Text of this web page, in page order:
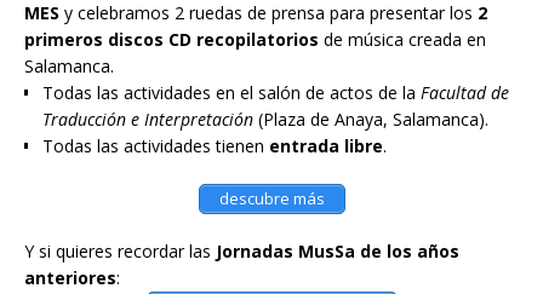
MES y celebramos 2 ruedas de prensa para presentar los 2
primeros discos CD recopilatorios de música creada en
Salamanca.
Todas las actividades en el salón de actos de la Facultad de
Traducción e Interpretación (Plaza de Anaya, Salamanca).
Todas las actividades tienen entrada libre.
descubre más
Y si quieres recordar las Jornadas MusSa de los años
anteriores: